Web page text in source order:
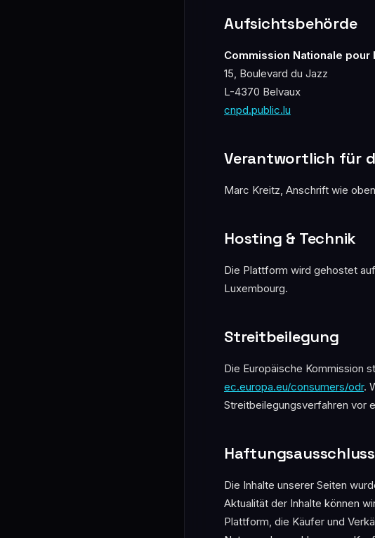
Aufsichtsbehörde
Commission Nationale pour
15, Boulevard du Jazz
L-4370 Belvaux
cnpd.public.lu
Verantwortlich für
Marc Kreitz, Anschrift wie oben
Hosting & Technik
Die Plattform wird gehostet
Luxembourg.
Streitbeilegung
Die Europäische Kommission
ec.europa.eu/consumers/odr.
Streitbeilegungsverfahren vor
Haftungsausschluss
Die Inhalte unserer Seiten
Aktualität der Inhalte können
Plattform, die Käufer und